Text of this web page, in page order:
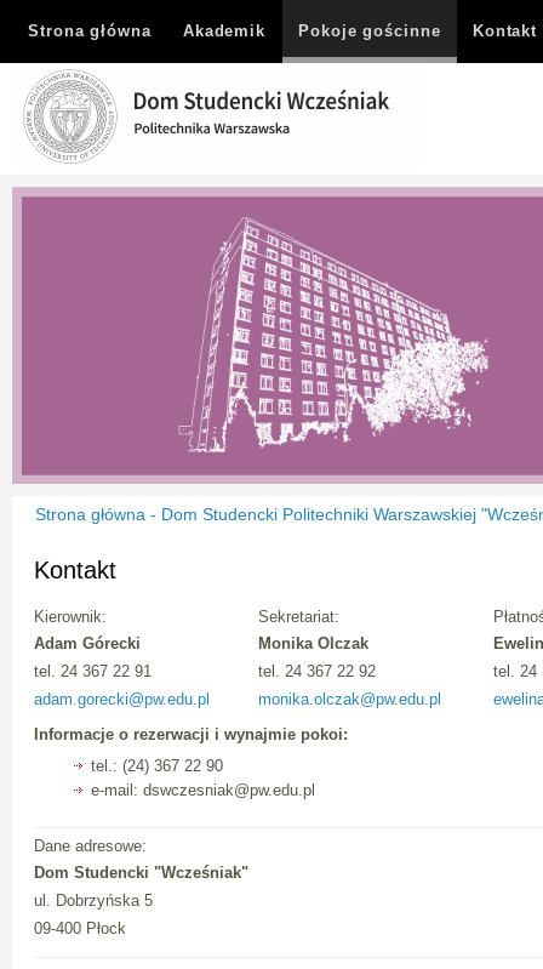
Strona główna Akademik Pokoje gościnne Kontakt
Strona główna - Dom Studencki Politechniki Warszawskiej
Kontakt
Kierownik:
Adam Górecki
tel. 24 367 22 91
adam.gorecki@pw.edu.pl
Sekretariat:
Monika Olczak
tel. 24 367 22 92
monika.olczak@pw.edu.pl
tel. 24
Informacje o rezerwacji i wynajmie pokoi:
tel.: (24) 367 22 90
e-mail: dswczesniak@pw.edu.pl
Dane adresowe:
Dom Studencki "Wcześniak"
ul. Dobrzyńska 5
09-400 Płock